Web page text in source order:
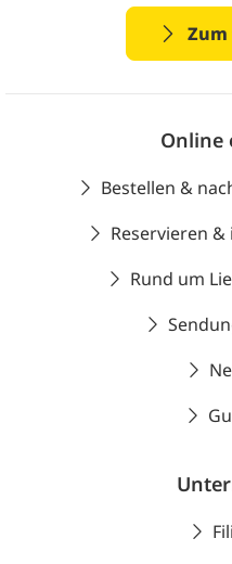
Online
Bestellen &
Reservieren
Rund um